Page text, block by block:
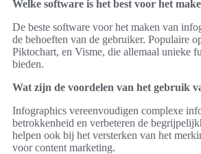
Welke software is het best voor het
De beste software voor het maken van
de behoeften van de gebruiker. Populaire
Piktochart, en Visme, die allemaal unieke
bieden.
Wat zijn de voordelen van het gebruik
Infographics vereenvoudigen complexe
betrokkenheid en verbeteren de
helpen ook bij het versterken van het
voor content marketing.